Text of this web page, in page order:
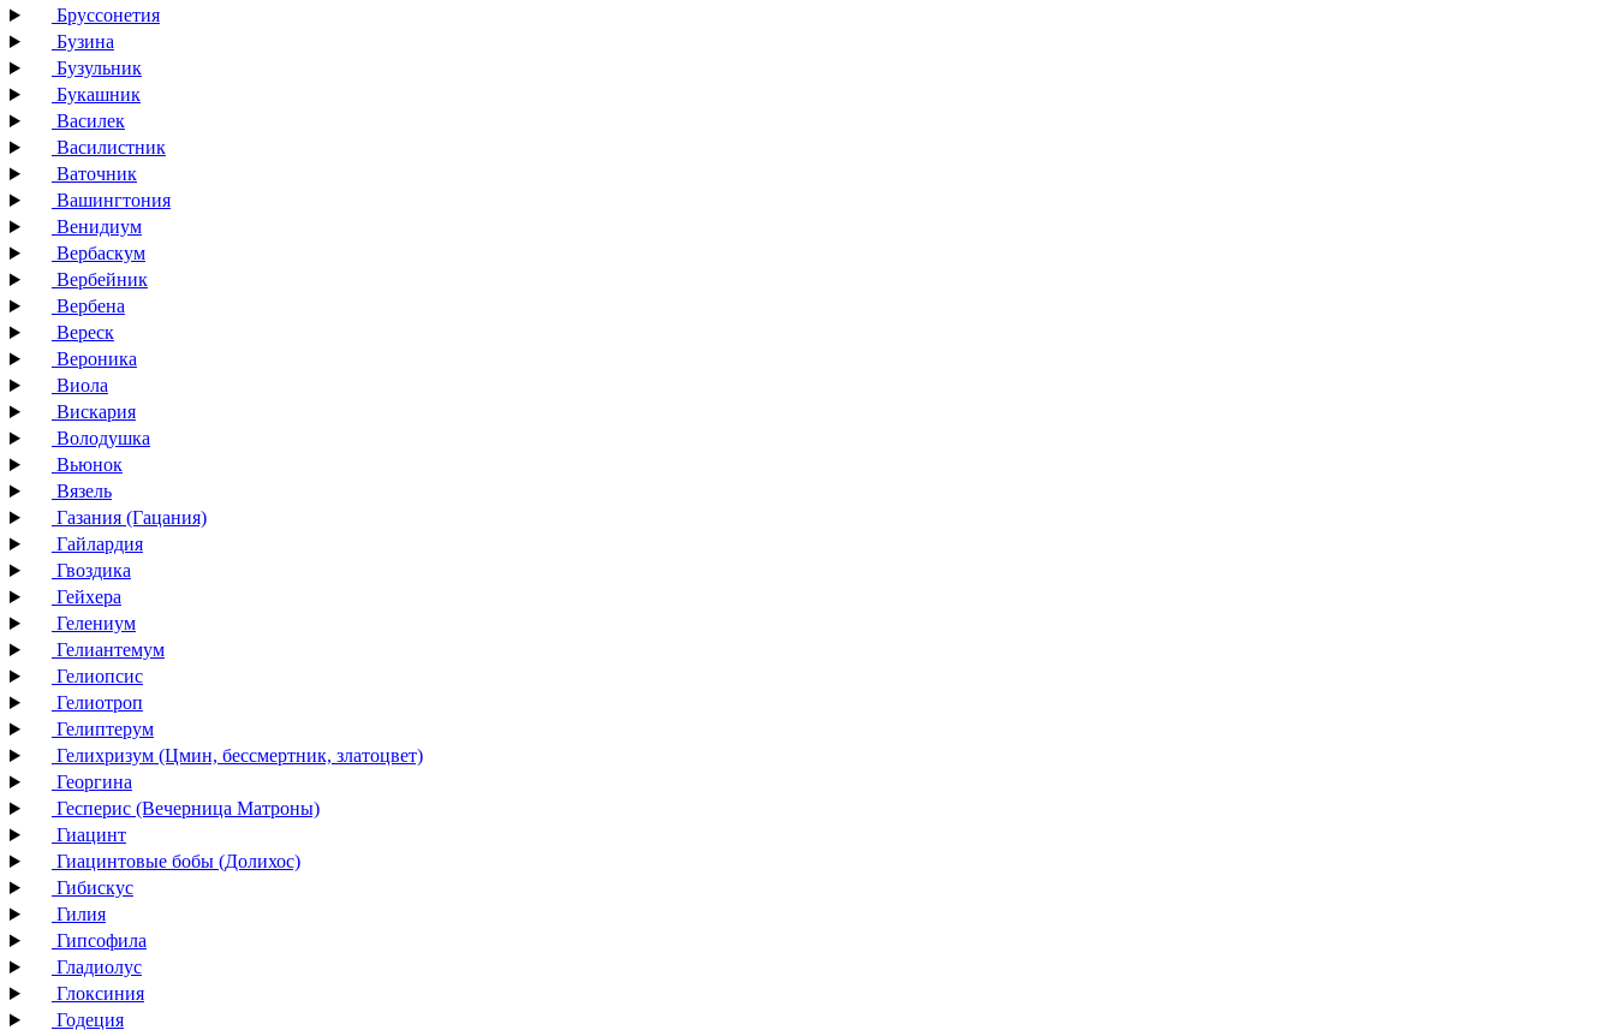
Бруссонетия
Бузина
Бузульник
Букашник
Василек
Василистник
Ваточник
Вашингтония
Венидиум
Вербаскум
Вербейник
Вербена
Вереск
Вероника
Виола
Вискария
Володушка
Вьюнок
Вязель
Газания (Гацания)
Гайлардия
Гвоздика
Гейхера
Гелениум
Гелиантемум
Гелиопсис
Гелиотроп
Гелиптерум
Гелихризум (Цмин, бессмертник, златоцвет)
Георгина
Гесперис (Вечерница Матроны)
Гиацинт
Гиацинтовые бобы (Долихос)
Гибискус
Гилия
Гипсофила
Гладиолус
Глоксиния
Годеция